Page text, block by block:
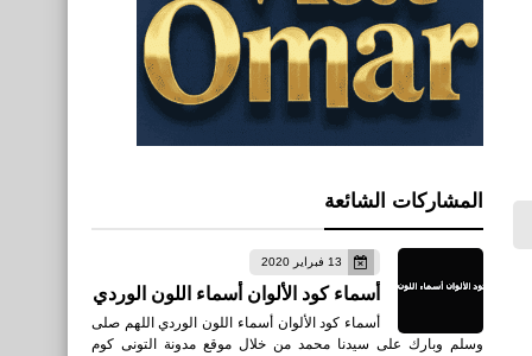
المشاركات الشائعة
13 فبراير 2020
أسماء كود الألوان أسماء اللون الوردي
أسماء كود الألوان أسماء اللون الوردي اللهم صلى
وسلم وبارك على سيدنا محمد من خلال موقع مدونة التونى كوم